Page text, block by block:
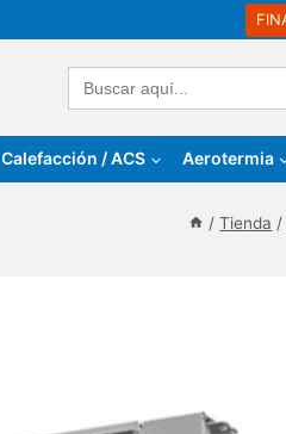
Buscar:
Calefacción / ACS Aerotermia
/ Tienda /